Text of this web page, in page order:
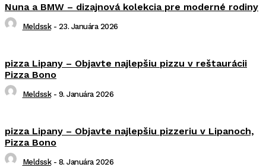
Nuna a BMW – dizajnová kolekcia pre moderné rodiny
Meldssk - 23. Januára 2026
pizza Lipany – Objavte najlepšiu pizzu v reštaurácii
Pizza Bono
Meldssk - 9. Januára 2026
pizza Lipany – Objavte najlepšiu pizzeriu v Lipanoch,
Pizza Bono
Meldssk - 8. Januára 2026